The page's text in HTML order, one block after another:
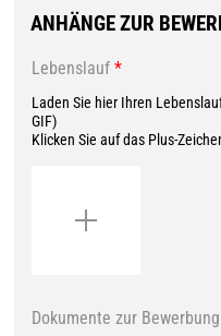
ANHÄNGE ZUR
Lebenslauf *
Laden Sie hier Ihren
GIF)
Klicken Sie auf das Plus-
Dokumente zur